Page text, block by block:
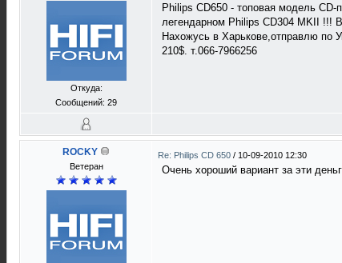
Откуда:
Сообщений: 29
Philips CD650 - топовая модель
легендарном Philips CD304 MKII !!!
Нахожусь в Харькове,отправлю по
210$. т.066-7966256
ROCKY
Ветеран
Re: Philips CD 650 / 10-09-2010 12:30
Очень хороший вариант за эти